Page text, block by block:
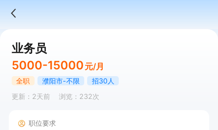
业务员
5000-15000 元/月
全职 濮阳市-不限
招30人
更新：2天前
浏览：232次
职位要求